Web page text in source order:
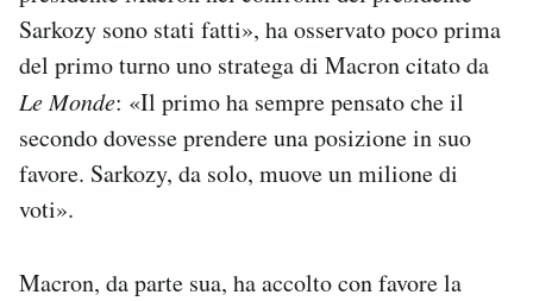
Sarkozy sono stati fatti», ha osservato poco prima
del primo turno uno stratega di Macron citato da
Le Monde: «Il primo ha sempre pensato che il
secondo dovesse prendere una posizione in suo
favore. Sarkozy, da solo, muove un milione di
voti».
Macron, da parte sua, ha accolto con favore la